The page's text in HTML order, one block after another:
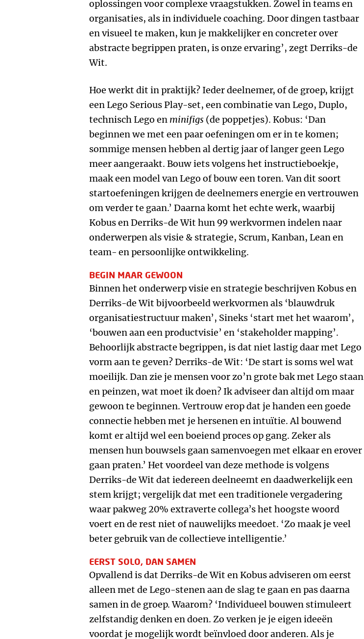
oplossingen voor complexe vraagstukken. Zowel in teams en
organisaties, als in individuele coaching. Door dingen tastbaar
en visueel te maken, kun je makkelijker en concreter over
abstracte begrippen praten, is onze ervaring’, zegt Derriks-de
Wit.
Hoe werkt dit in praktijk? Ieder deelnemer, of de groep, krijgt
een Lego Serious Play-set, een combinatie van Lego, Duplo,
technisch Lego en minifigs (de poppetjes). Kobus: ‘Dan
beginnen we met een paar oefeningen om er in te komen;
sommige mensen hebben al dertig jaar of langer geen Lego
meer aangeraakt. Bouw iets volgens het instructieboekje,
maak een model van Lego of bouw een toren. Van dit soort
startoefeningen krijgen de deelnemers energie en vertrouwen
om verder te gaan.’ Daarna komt het echte werk, waarbij
Kobus en Derriks-de Wit hun 99 werkvormen indelen naar
onderwerpen als visie & strategie, Scrum, Kanban, Lean en
team- en persoonlijke ontwikkeling.
BEGIN MAAR GEWOON
Binnen het onderwerp visie en strategie beschrijven Kobus en
Derriks-de Wit bijvoorbeeld werkvormen als ‘blauwdruk
organisatiestructuur maken’, Sineks ‘start met het waarom’,
‘bouwen aan een productvisie’ en ‘stakeholder mapping’.
Behoorlijk abstracte begrippen, is dat niet lastig daar met Lego
vorm aan te geven? Derriks-de Wit: ‘De start is soms wel wat
moeilijk. Dan zie je mensen voor zo’n grote bak met Lego staan
en peinzen, wat moet ik doen? Ik adviseer dan altijd om maar
gewoon te beginnen. Vertrouw erop dat je handen een goede
connectie hebben met je hersenen en intuïtie. Al bouwend
komt er altijd wel een boeiend proces op gang. Zeker als
mensen hun bouwsels gaan samenvoegen met elkaar en erover
gaan praten.’ Het voordeel van deze methode is volgens
Derriks-de Wit dat iedereen deelneemt en daadwerkelijk een
stem krijgt; vergelijk dat met een traditionele vergadering
waar pakweg 20% extraverte collega’s het hoogste woord
voert en de rest niet of nauwelijks meedoet. ‘Zo maak je veel
beter gebruik van de collectieve intelligentie.’
EERST SOLO, DAN SAMEN
Opvallend is dat Derriks-de Wit en Kobus adviseren om eerst
alleen met de Lego-stenen aan de slag te gaan en pas daarna
samen in de groep. Waarom? ‘Individueel bouwen stimuleert
zelfstandig denken en doen. Zo verken je je eigen ideeën
voordat je mogelijk wordt beïnvloed door anderen. Als je